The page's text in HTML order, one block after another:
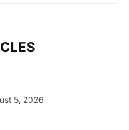
5, 2026